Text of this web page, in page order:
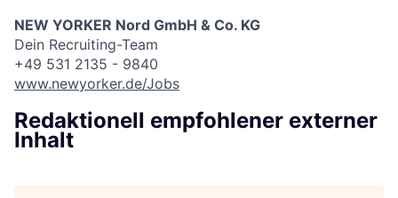
NEW YORKER Nord GmbH & Co. KG
Dein Recruiting-Team
+49 531 2135 - 9840
www.newyorker.de/Jobs
Redaktionell empfohlener externer
Inhalt